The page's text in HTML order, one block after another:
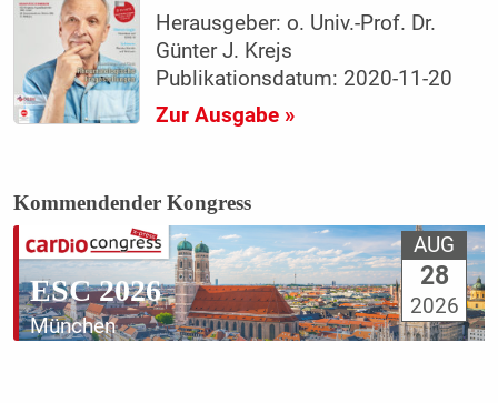
Herausgeber: o. Univ.-Prof. Dr.
Günter J. Krejs
Publikationsdatum: 2020-11-20
Zur Ausgabe »
Kommendender Kongress
ESC 2026
München
AUG
28
2026